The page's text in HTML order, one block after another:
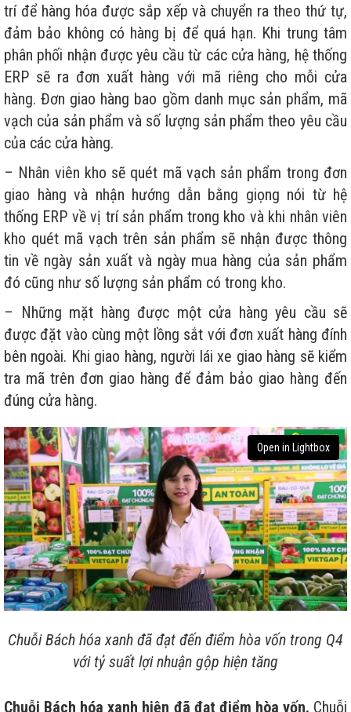
trí để hàng hóa được sắp xếp và chuyển ra theo thứ tự,
đảm bảo không có hàng bị để quá hạn. Khi trung tâm
phân phối nhận được yêu cầu từ các cửa hàng, hệ thống
ERP sẽ ra đơn xuất hàng với mã riêng cho mỗi cửa
hàng. Đơn giao hàng bao gồm danh mục sản phẩm, mã
vạch của sản phẩm và số lượng sản phẩm theo yêu cầu
của các cửa hàng.
– Nhân viên kho sẽ quét mã vạch sản phẩm trong đơn
giao hàng và nhận hướng dẫn bằng giọng nói từ hệ
thống ERP về vị trí sản phẩm trong kho và khi nhân viên
kho quét mã vạch trên sản phẩm sẽ nhận được thông
tin về ngày sản xuất và ngày mua hàng của sản phẩm
đó cũng như số lượng sản phẩm có trong kho.
– Những mặt hàng được một cửa hàng yêu cầu sẽ
được đặt vào cùng một lồng sắt với đơn xuất hàng đính
bên ngoài. Khi giao hàng, người lái xe giao hàng sẽ kiểm
tra mã trên đơn giao hàng để đảm bảo giao hàng đến
đúng cửa hàng.
Open in Lightbox
Chuỗi Bách hóa xanh đã đạt đến điểm hòa vốn trong Q4
với tỷ suất lợi nhuận gộp hiện tăng
Chuỗi Bách hóa xanh hiện đã đạt điểm hòa vốn. Chuỗi